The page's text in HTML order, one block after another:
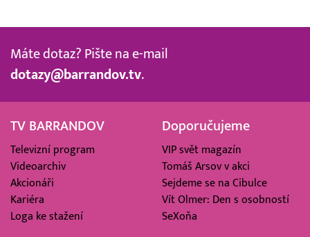
Máte dotaz? Pište na e-mail
dotazy@barrandov.tv.
TV BARRANDOV
Televizní program
Videoarchiv
Akcionáři
Kariéra
Loga ke stažení
Doporučujeme
VIP svět magazín
Tomáš Arsov v akci
Sejdeme se na Cibulce
Vít Olmer: Den s osobností
SeXoňa